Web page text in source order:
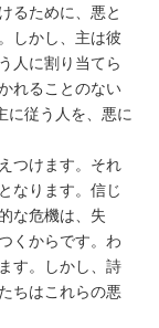
るために、悪と
しかし、主は彼
人に割り当てら
れることのない
に従う人を、悪に
つけます。それ
なります。信じ
な危機は、失
くからです。わ
す。しかし、詩
ちはこれらの悪